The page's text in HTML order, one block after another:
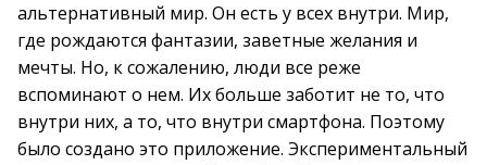
альтернативный мир. Он есть у всех внутри. Мир,
где рождаются фантазии, заветные желания и
мечты. Но, к сожалению, люди все реже
вспоминают о нем. Их больше заботит не то, что
внутри них, а то, что внутри смартфона. Поэтому
было создано это приложение. Экспериментальный